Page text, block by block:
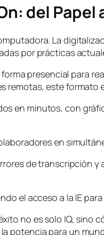
del Papel
La
por prácticas
presencial para
este formato
en minutos, con
en
de transcripción
el acceso a la IE
no es solo IQ, sino
potencia para un